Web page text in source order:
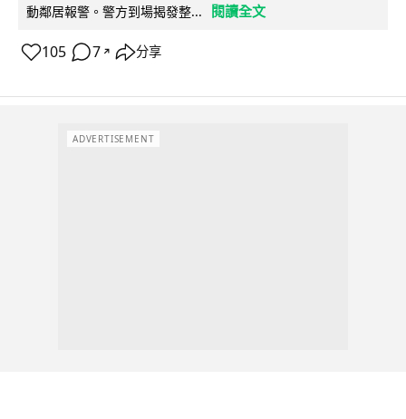
動鄰居報警。警方到場揭發整...
閱讀全文
105 7 ↗ 分享
ADVERTISEMENT